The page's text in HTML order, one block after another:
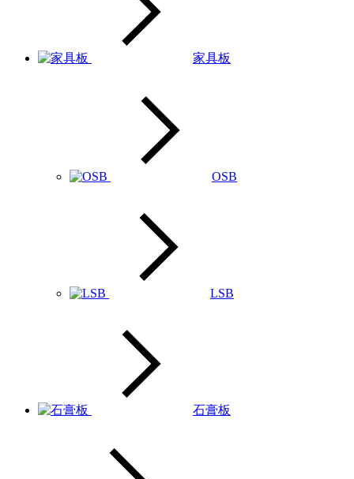
家具板
OSB
LSB
石膏板